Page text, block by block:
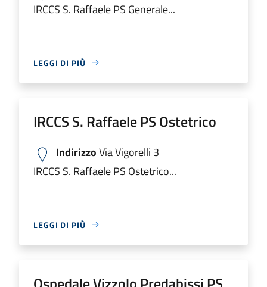
IRCCS S. Raffaele PS Generale...
LEGGI DI PIÙ
IRCCS S. Raffaele PS Ostetrico
IndirizzoVia Vigorelli 3
IRCCS S. Raffaele PS Ostetrico...
LEGGI DI PIÙ